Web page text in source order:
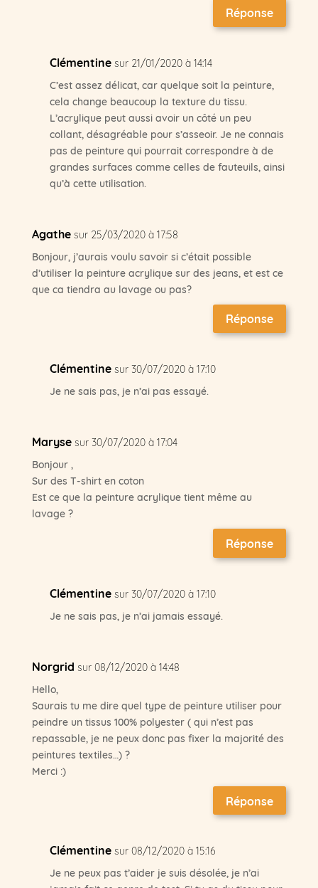
Réponse
Clémentine sur 21/01/2020 à 14:14
C’est assez délicat, car quelque soit la peinture,
cela change beaucoup la texture du tissu.
L’acrylique peut aussi avoir un côté un peu
collant, désagréable pour s’asseoir. Je ne connais
pas de peinture qui pourrait correspondre à de
grandes surfaces comme celles de fauteuils, ainsi
qu’à cette utilisation.
Agathe sur 25/03/2020 à 17:58
Bonjour, j’aurais voulu savoir si c’était possible
d’utiliser la peinture acrylique sur des jeans, et est ce
que ca tiendra au lavage ou pas?
Réponse
Clémentine sur 30/07/2020 à 17:10
Je ne sais pas, je n’ai pas essayé.
Maryse sur 30/07/2020 à 17:04
Bonjour ,
Sur des T-shirt en coton
Est ce que la peinture acrylique tient même au
lavage ?
Réponse
Clémentine sur 30/07/2020 à 17:10
Je ne sais pas, je n’ai jamais essayé.
Norgrid sur 08/12/2020 à 14:48
Hello,
Saurais tu me dire quel type de peinture utiliser pour
peindre un tissus 100% polyester ( qui n’est pas
repassable, je ne peux donc pas fixer la majorité des
peintures textiles…) ?
Merci :)
Réponse
Clémentine sur 08/12/2020 à 15:16
Je ne peux pas t’aider je suis désolée, je n’ai